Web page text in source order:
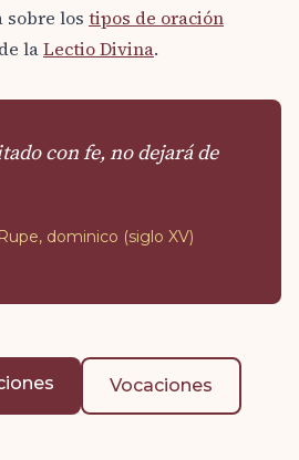
sobre los tipos de oración
laLectio Divina.
con fe, no dejará de
dominico (siglo XV)
Vocaciones